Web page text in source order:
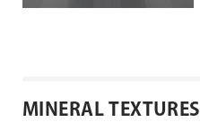
MINERAL TEXTURES